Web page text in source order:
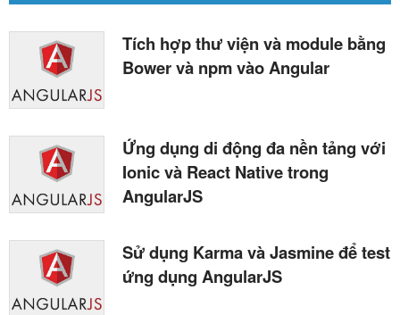
Tích hợp thư viện và module bằng
Bower và npm vào Angular
Ứng dụng di động đa nền tảng với
Ionic và React Native trong
AngularJS
Sử dụng Karma và Jasmine để test
ứng dụng AngularJS